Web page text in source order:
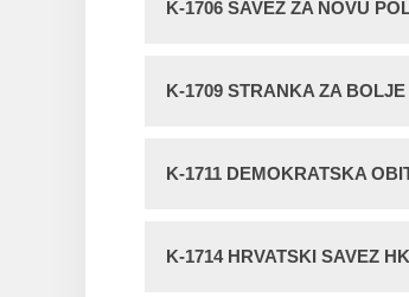
K-1706 SAVEZ ZA NOVU
K-1709 STRANKA ZA
K-1711 DEMOKRATSKA
K-1714 HRVATSKI SAVEZ